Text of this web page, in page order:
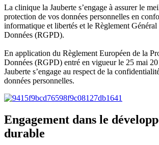
La clinique la Jauberte s’engage à assurer le
protection de vos données personnelles en
informatique et libertés et le Règlement Général
Données (RGPD).
En application du Règlement Européen de la
Données (RGPD) entré en vigueur le 25 mai
Jauberte s’engage au respect de la
données personnelles.
Engagement dans le
durable